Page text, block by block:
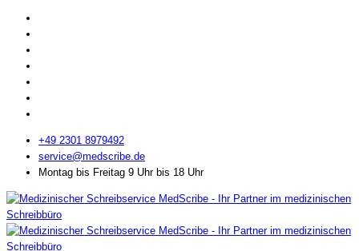
+49 2301 8979492
service@medscribe.de
Montag bis Freitag 9 Uhr bis 18 Uhr